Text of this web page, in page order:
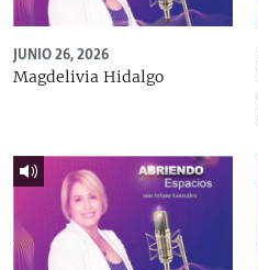
JUNIO 26, 2026
Magdelivia Hidalgo